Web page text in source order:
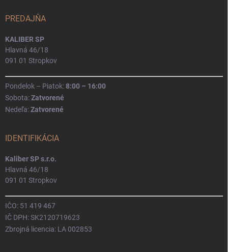
PREDAJŇA
KALIBER SP
Hlavná 46/18
091 01 Stropkov
Pondelok – Piatok:8:00 – 16:00
Sobota:Zatvorené
Nedeľa:Zatvorené
IDENTIFIKÁCIA
Kaliber SP s.r.o.
Hlavná 46/18
091 01 Stropkov
IČO: 51 419 467
IČ DPH: SK2120719623
Zbrojná licencia: LA 002853